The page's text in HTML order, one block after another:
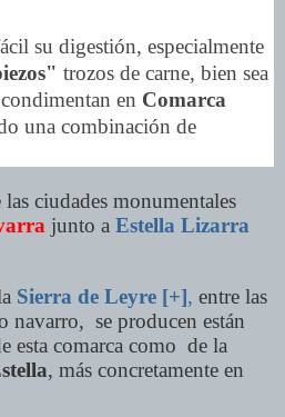
su digestión, especialmente
trozos de carne, bien sea
en Comarca
una combinación de
las ciudades monumentales
junto a Estella Lizarra
Sierra de Leyre [+], entre las
navarro, se producen están
esta comarca como de la
, más concretamente en